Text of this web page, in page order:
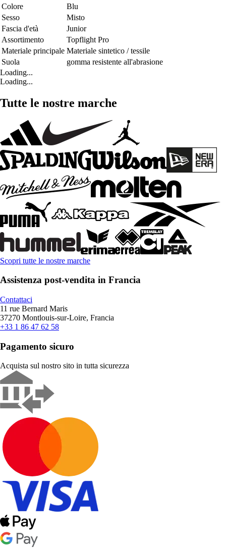
Colore
Blu
Sesso
Misto
Fascia d'età
Junior
Assortimento
Topflight Pro
Materiale principale Materiale sintetico / tessile
Suola
gomma resistente all'abrasione
Loading...
Loading...
Tutte le nostre marche
Scopri tutte le nostre marche
Assistenza post-vendita in Francia
Contattaci
11 rue Bernard Maris
37270 Montlouis-sur-Loire, Francia
+33 1 86 47 62 58
Pagamento sicuro
Acquista sul nostro sito in tutta sicurezza